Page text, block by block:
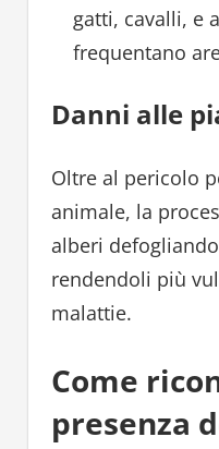
gatti, cavalli, e
frequentano
Danni alle
Oltre al pericolo
animale, la
alberi
rendendoli più
malattie.
Come
presenza